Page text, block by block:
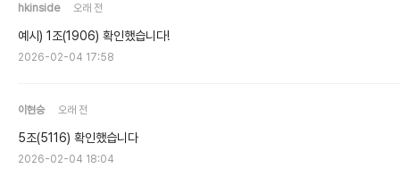
hkinside 오래 전
예시) 1조(1906) 확인했습니다!
2026-02-04 17:58
이현승 오래 전
5조(5116) 확인했습니다
2026-02-04 18:04